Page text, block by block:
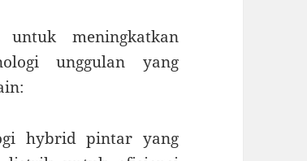
untuk meningkatkan
unggulan yang
hybrid pintar yang